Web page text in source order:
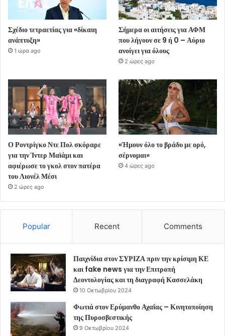
Σχέδιο τετραετίας για «δίκαιη
ανάπτυξη»
1 ώρα ago
Σήμερα οι αιτήσεις για ΑΦΜ
που λήγουν σε 9 ή 0 – Αύριο
ανοίγει για όλους
2 ώρες ago
Ο Ροντρίγκο Ντε Πολ σκόραρε
για την Ίντερ Μαϊάμι και
αφιέρωσε το γκολ στον πατέρα
του Λιονέλ Μέσι
2 ώρες ago
«Ήμουν όλο το βράδυ με ορό,
σέρνομαι»
4 ώρες ago
Popular Recent Comments
Παιχνίδια στον ΣΥΡΙΖΑ πριν την κρίσιμη ΚΕ
και fake news για την Επιτροπή
Δεοντολογίας και τη διαγραφή Κασσελάκη
10 Οκτωβρίου 2024
Φωτιά στον Ερύμανθο Αχαΐας – Κινητοποίηση
της Πυροσβεστικής
9 Οκτωβρίου 2024